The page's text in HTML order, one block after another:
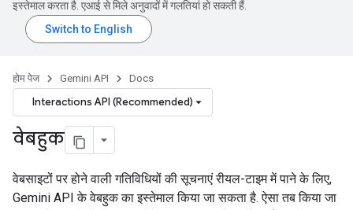
इस्तेमाल करता है. एआई से मिले अनुवादों में गलतियां हो सकती हैं.
होम पेज Gemini API Docs
Interactions API (Recommended)
वेबहुक
वेबसाइटों पर होने वाली गतिविधियों की सूचनाएं रीयल-टाइम में पाने के लिए,
Gemini API के वेबहुक का इस्तेमाल किया जा सकता है. ऐसा तब किया जा